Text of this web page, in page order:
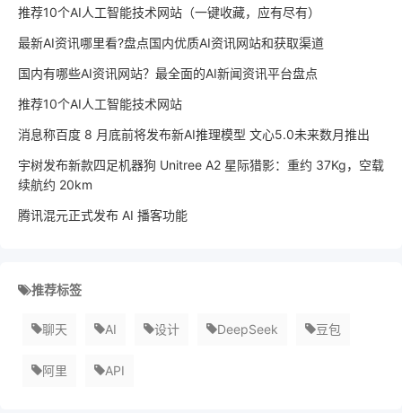
推荐10个AI人工智能技术网站（一键收藏，应有尽有）
最新AI资讯哪里看?盘点国内优质AI资讯网站和获取渠道
国内有哪些AI资讯网站？最全面的AI新闻资讯平台盘点
推荐10个AI人工智能技术网站
消息称百度 8 月底前将发布新AI推理模型 文心5.0未来数月推出
宇树发布新款四足机器狗 Unitree A2 星际猎影：重约 37Kg，空载
续航约 20km
腾讯混元正式发布 AI 播客功能
推荐标签
聊天 AI 设计 DeepSeek 豆包
阿里 API